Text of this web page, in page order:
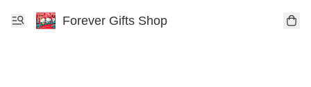
Forever Gifts Shop